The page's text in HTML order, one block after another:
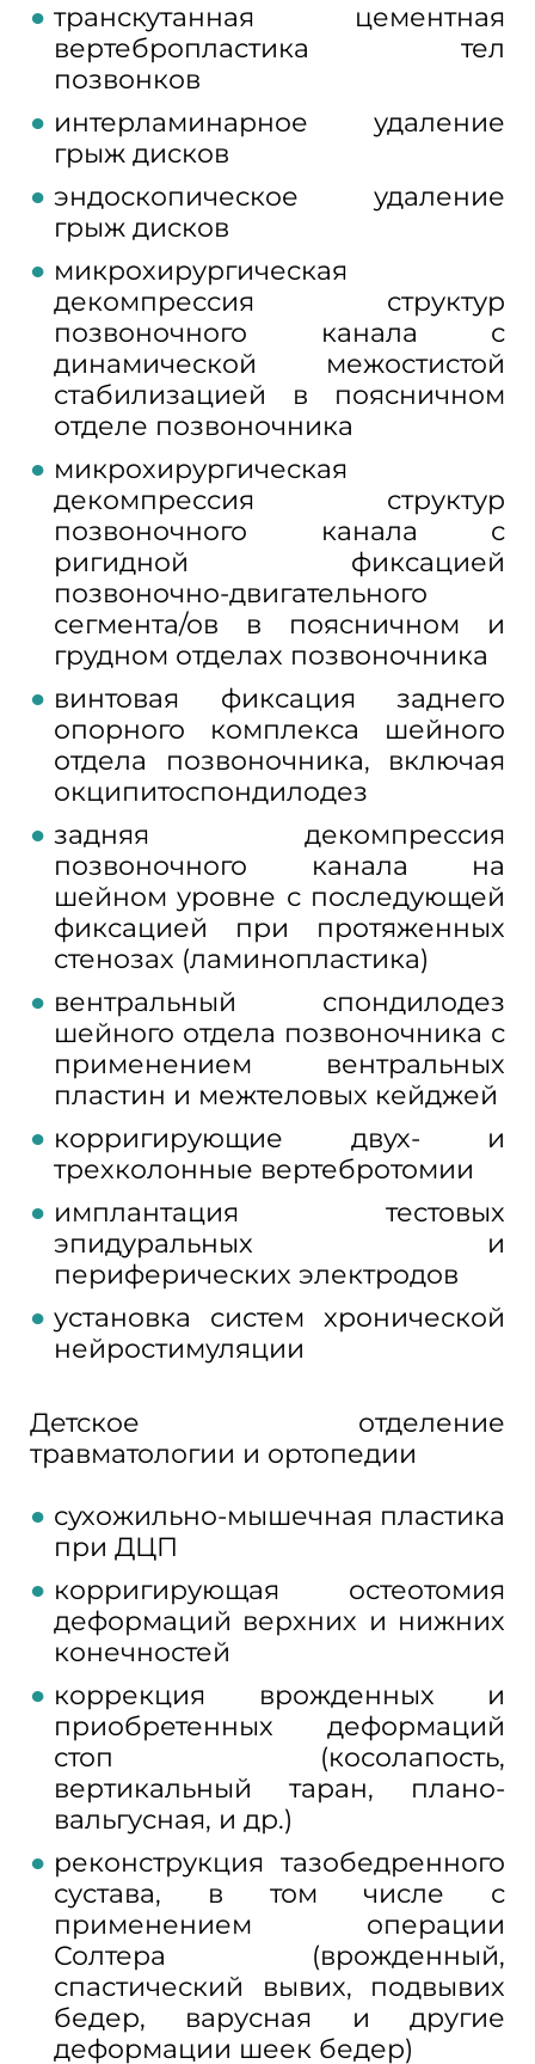
транскутанная цементная
вертебропластика тел
позвонков
интерламинарное удаление
грыж дисков
эндоскопическое удаление
грыж дисков
микрохирургическая
декомпрессия структур
позвоночного канала с
динамической межостистой
стабилизацией в поясничном
отделе позвоночника
микрохирургическая
декомпрессия структур
позвоночного канала с
ригидной фиксацией
позвоночно-двигательного
сегмента/ов в поясничном и
грудном отделах позвоночника
винтовая фиксация заднего
опорного комплекса шейного
отдела позвоночника, включая
окципитоспондилодез
задняя декомпрессия
позвоночного канала на
шейном уровне с последующей
фиксацией при протяженных
стенозах (ламинопластика)
вентральный спондилодез
шейного отдела позвоночника с
применением вентральных
пластин и межтеловых кейджей
корригирующие двух- и
трехколонные вертебротомии
имплантация тестовых
эпидуральных и
периферических электродов
установка систем хронической
нейростимуляции
Детское отделение
травматологии и ортопедии
сухожильно-мышечная пластика
при ДЦП
корригирующая остеотомия
деформаций верхних и нижних
конечностей
коррекция врожденных и
приобретенных деформаций
стоп (косолапость,
вертикальный таран, плано-
вальгусная, и др.)
реконструкция тазобедренного
сустава, в том числе с
применением операции
Солтера (врожденный,
спастический вывих, подвывих
бедер, варусная и другие
деформации шеек бедер)